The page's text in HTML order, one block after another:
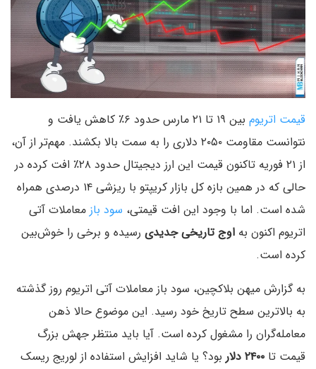
قیمت اتریوم
بین ۱۹ تا ۲۱ مارس حدود ۶٪ کاهش یافت و
نتوانست مقاومت ۲۰۵۰ دلاری را به سمت بالا بکشند. مهم‌تر از آن،
از ۲۱ فوریه تاکنون قیمت این ارز دیجیتال حدود ۲۸٪ افت کرده در
حالی که در همین بازه کل بازار کریپتو با ریزشی ۱۴ درصدی همراه
شده است. اما با وجود این افت قیمتی، سود باز معاملات آتی
اتریوم اکنون به اوج تاریخی جدیدی رسیده و برخی را خوش‌بین
کرده است.
به گزارش میهن بلاکچین، سود باز معاملات آتی اتریوم روز گذشته
به بالاترین سطح تاریخ خود رسید. این موضوع حالا ذهن
معامله‌گران را مشغول کرده است. آیا باید منتظر جهش بزرگ
قیمت تا ۲۴۰۰ دلار
بود؟ یا شاید افزایش استفاده از لوریج ریسک